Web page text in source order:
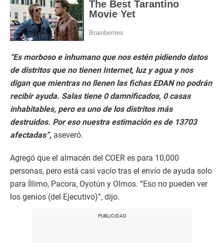
“Es morboso e inhumano que nos estén pidiendo datos
de distritos que no tienen Internet, luz y agua y nos
digan que mientras no llenen las fichas EDAN no podrán
recibir ayuda. Salas tiene 0 damnificados, 0 casas
inhabitables, pero es uno de los distritos más
destruidos. Por eso nuestra estimación es de 13703
afectadas”, aseveró.
Agregó que el almacén del COER es para 10,000
personas, pero está casi vacío tras el envío de ayuda solo
para Íllimo, Pacora, Oyotún y Olmos. “Eso no pueden ver
los genios (del Ejecutivo)”, dijo.